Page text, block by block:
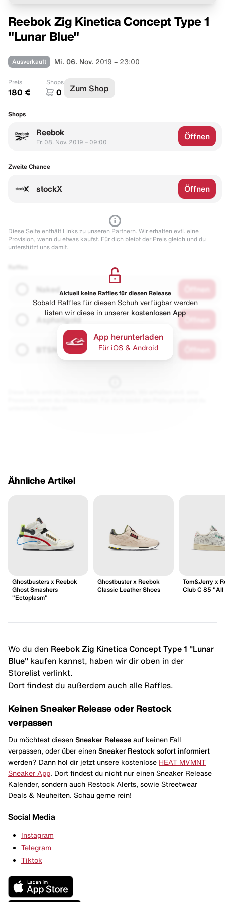
Reebok Zig Kinetica Concept Type 1
"Lunar Blue"
Ausverkauft Mi. 06. Nov. 2019 – 23:00
Preis
180 €
Shops
0 Zum Shop
Shops
Reebok
Fr. 08. Nov. 2019 – 09:00
Öffnen
Zweite Chance
stockX Öffnen
Diese Seite enthält Links zu unseren Partnern. Wir erhalten evtl. eine
Provision, wenn du etwas kaufst. Für dich bleibt der Preis gleich und du
unterstützt uns damit.
Naked
Asphaltgold
Aktuell keine Raffles für diesen Release
Sobald Raffles für diesen Schuh verfügbar werden
listen wir diese in unserer kostenlosen App
App herunterladen
Für iOS & Android
Ähnliche Artikel
Ghostbusters x Reebok
Ghost Smashers
"Ectoplasm"
Ghostbuster x Reebok
Classic Leather Shoes
Tom&Jerry x
Club C 85 "All
Wo du den Reebok Zig Kinetica Concept Type 1 "Lunar
Blue" kaufen kannst, haben wir dir oben in der
Storelist verlinkt.
Dort findest du außerdem auch alle Raffles.
Keinen Sneaker Release oder Restock
verpassen
Du möchtest diesen Sneaker Release auf keinen Fall
verpassen, oder über einen Sneaker Restock sofort informiert
werden? Dann hol dir jetzt unsere kostenlose HEAT MVMNT
Sneaker App. Dort findest du nicht nur einen Sneaker Release
Kalender, sondern auch Restock Alerts, sowie Streetwear
Deals & Neuheiten. Schau gerne rein!
Social Media
Instagram
Telegram
Tiktok